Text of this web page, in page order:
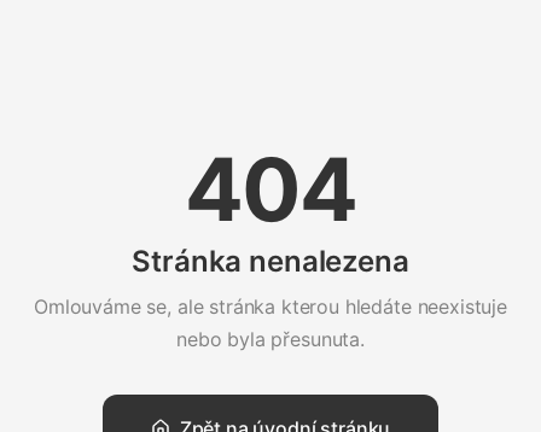
404
Stránka nenalezena
Omlouváme se, ale stránka kterou hledáte neexistuje
nebo byla přesunuta.